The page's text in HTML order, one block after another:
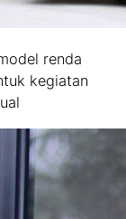
renda
kegiatan